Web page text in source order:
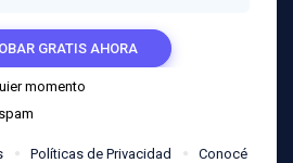
GRATIS AHORA
momento
Políticas de Privacidad
Conocé